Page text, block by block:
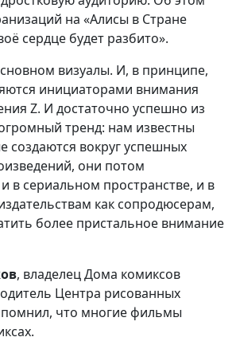
на «Алисы в Стране
сердце будет разбито».
визуалы. И, в принципе,
инициаторами внимания
Z. И достаточно успешно из
тренд: нам известны
создаются вокруг успешных
они потом
в сериальном пространстве, и в
как сопродюсерам,
более пристальное внимание
, владелец Дома комиксов
Центра рисованных
что многие фильмы